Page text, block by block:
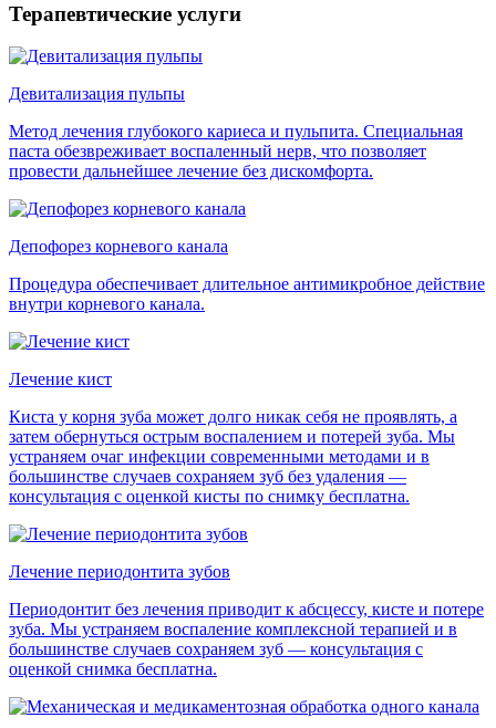
Терапевтические услуги
Девитализация пульпы
Метод лечения глубокого кариеса и пульпита. Специальная
паста обезвреживает воспаленный нерв, что позволяет
провести дальнейшее лечение без дискомфорта.
Депофорез корневого канала
Процедура обеспечивает длительное антимикробное действие
внутри корневого канала.
Лечение кист
Киста у корня зуба может долго никак себя не проявлять, а
затем обернуться острым воспалением и потерей зуба. Мы
устраняем очаг инфекции современными методами и в
большинстве случаев сохраняем зуб без удаления —
консультация с оценкой кисты по снимку бесплатна.
Лечение периодонтита зубов
Периодонтит без лечения приводит к абсцессу, кисте и потере
зуба. Мы устраняем воспаление комплексной терапией и в
большинстве случаев сохраняем зуб — консультация с
оценкой снимка бесплатна.